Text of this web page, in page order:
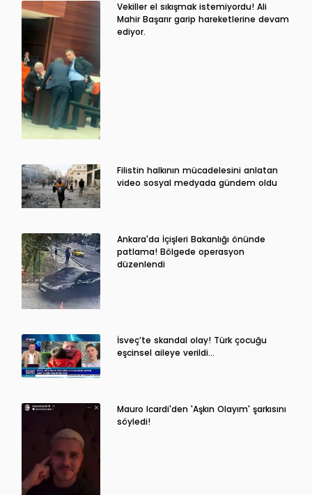
Vekiller el sıkışmak istemiyordu! Ali
Mahir Başarır garip hareketlerine devam
ediyor.
Filistin halkının mücadelesini anlatan
video sosyal medyada gündem oldu
Ankara'da İçişleri Bakanlığı önünde
patlama! Bölgede operasyon
düzenlendi
İsveç’te skandal olay! Türk çocuğu
eşcinsel aileye verildi…
Mauro Icardi'den 'Aşkın Olayım' şarkısını
söyledi!